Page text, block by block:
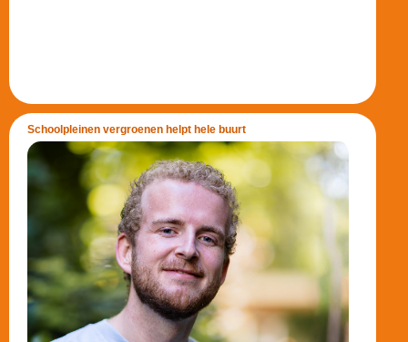
Schoolpleinen vergroenen helpt hele buurt